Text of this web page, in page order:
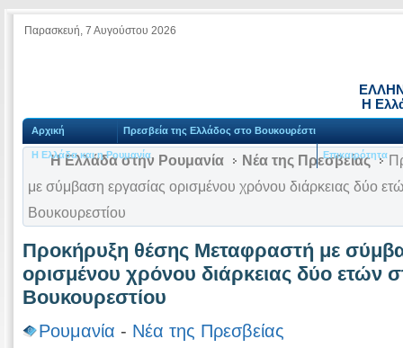
Παρασκευή, 7 Αυγούστου 2026
Η
Αρχική Πρεσβεία της Ελλάδος στο Βουκουρέστι
Η Ελλάδα και η Ρουμανία Επικαιρότητα
Η Ελλάδα στην Ρουμανία Νέα της Πρεσβείας
με σύμβαση εργασίας ορισμένου χρόνου διάρκειας δύο
Βουκουρεστίου
Προκήρυξη θέσης Μεταφραστή με
ορισμένου χρόνου διάρκειας δύο ετών
Βουκουρεστίου
Ρουμανία - Νέα της Πρεσβείας